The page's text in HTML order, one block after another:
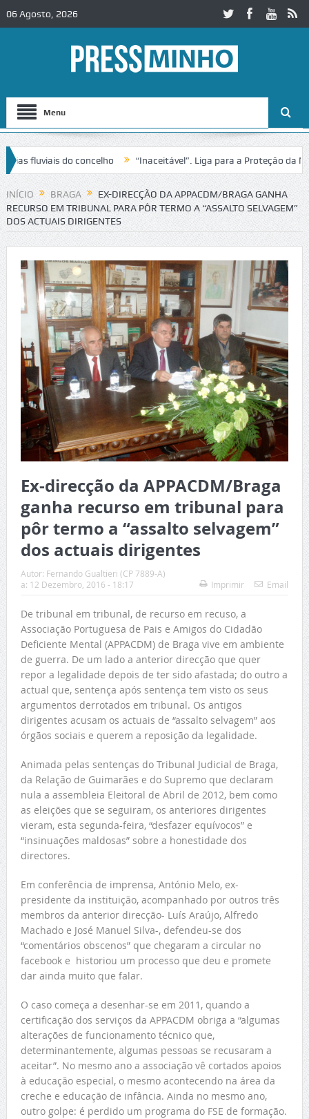
06 Agosto, 2026
Menu
do concelho “Inaceitável”. Liga para a Proteção da
no IC2 em Alcobaça Igreja do Castelo de Cerveira
INÍCIO BRAGA
EX-DIRECÇÃO DA APPACDM/BRAGA GANHA
RECURSO EM TRIBUNAL PARA PÔR TERMO A “ASSALTO SELVAGEM”
DOS ACTUAIS DIRIGENTES
Ex-direcção da APPACDM/Braga
ganha recurso em tribunal para
pôr termo a “assalto selvagem”
dos actuais dirigentes
Autor: Fernando Gualtieri (CP 7889-A)
a: 12 Dezembro, 2016 - 18:17 Imprimir Email
De tribunal em tribunal, de recurso em recuso, a
Associação Portuguesa de Pais e Amigos do Cidadão
Deficiente Mental (APPACDM) de Braga vive em ambiente
de guerra. De um lado a anterior direcção que quer
repor a legalidade depois de ter sido afastada; do outro a
actual que, sentença após sentença tem visto os seus
argumentos derrotados em tribunal. Os antigos
dirigentes acusam os actuais de “assalto selvagem” aos
órgãos sociais e querem a reposição da legalidade.
Animada pelas sentenças do Tribunal Judicial de Braga,
da Relação de Guimarães e do Supremo que declaram
nula a assembleia Eleitoral de Abril de 2012, bem como
as eleições que se seguiram, os anteriores dirigentes
vieram, esta segunda-feira, “desfazer equívocos” e
“insinuações maldosas” sobre a honestidade dos
directores.
Em conferência de imprensa, António Melo, ex-
presidente da instituição, acompanhado por outros três
membros da anterior direcção- Luís Araújo, Alfredo
Machado e José Manuel Silva-, defendeu-se dos
“comentários obscenos” que chegaram a circular no
facebook e historiou um processo que deu e promete
dar ainda muito que falar.
O caso começa a desenhar-se em 2011, quando a
certificação dos serviços da APPACDM obriga a “algumas
alterações de funcionamento técnico que,
determinantemente, algumas pessoas se recusaram a
aceitar”. No mesmo ano a associação vê cortados apoios
à educação especial, o mesmo acontecendo na área da
creche e educação de infância. Ainda no mesmo ano,
outro golpe: é perdido um programa do FSE de formação.